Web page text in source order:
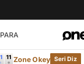
PARA
Zone Okey Seri Diz